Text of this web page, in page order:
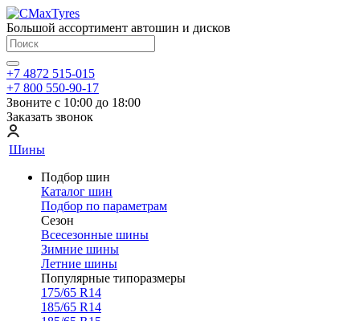
Большой ассортимент автошин и дисков
+7 4872 515-015
+7 800 550-90-17
Звоните с 10:00 до 18:00
Заказать звонок
Шины
Подбор шин
Каталог шин
Подбор по параметрам
Сезон
Всесезонные шины
Зимние шины
Летние шины
Популярные типоразмеры
175/65 R14
185/65 R14